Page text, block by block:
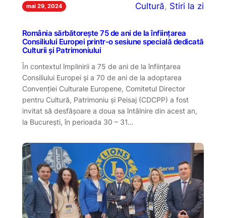
mai 29, 2024 Cultură, Stiri la zi
România sărbătorește 75 de ani de la înființarea
Consiliului Europei printr-o sesiune specială dedicată
Culturii și Patrimoniului
În contextul împlinirii a 75 de ani de la înființarea
Consiliului Europei și a 70 de ani de la adoptarea
Convenției Culturale Europene, Comitetul Director
pentru Cultură, Patrimoniu și Peisaj (CDCPP) a fost
invitat să desfășoare a doua sa întâlnire din acest an,
la București, în perioada 30 – 31…